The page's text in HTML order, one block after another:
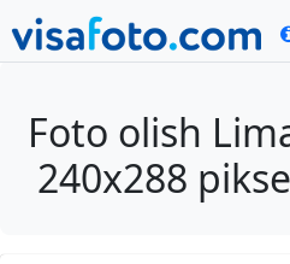
Foto olish
240x288